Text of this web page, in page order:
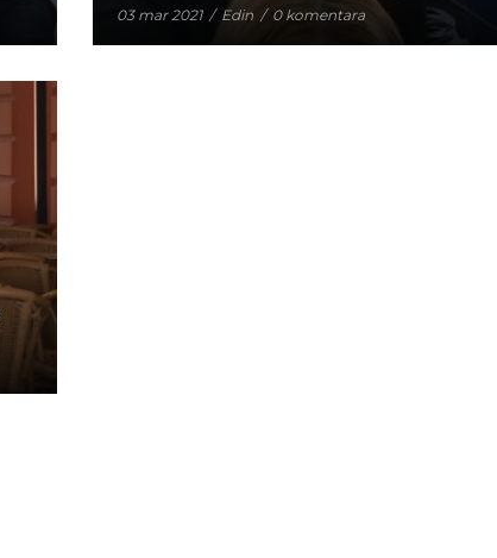
03 mar 2021 / Edin / 0 komentara